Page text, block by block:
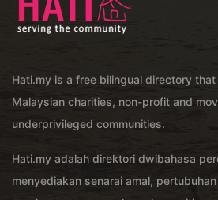
Hati.my is a free bilingual directory
Malaysian charities, non-profit and
underprivileged communities.
Hati.my adalah direktori dwibahasa
menyediakan senarai amal,